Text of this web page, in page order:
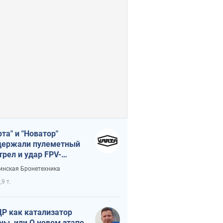
и "Новатор"
пулеметный
и удар FPV-
сохранив жизнь
Бронетехника
т.
как катализатор